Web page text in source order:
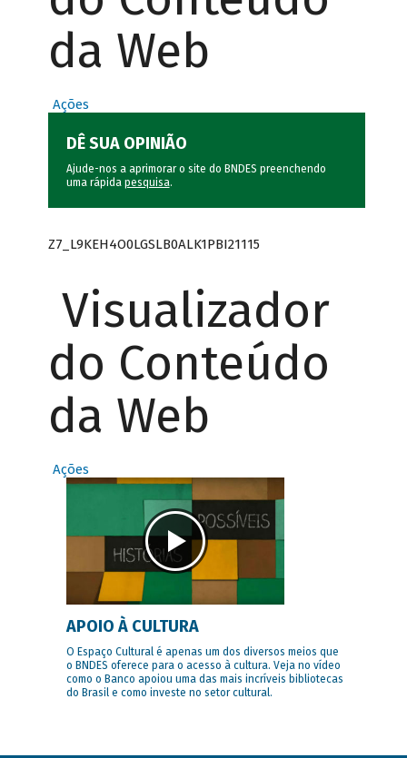
da Web
Ações
DÊ SUA OPINIÃO
Ajude-nos a aprimorar o site do BNDES preenchendo
uma rápida pesquisa.
Z7_L9KEH4O0LGSLB0ALK1PBI21115
Visualizador
do Conteúdo
da Web
Ações
APOIO À CULTURA
O Espaço Cultural é apenas um dos diversos meios que
o BNDES oferece para o acesso à cultura. Veja no vídeo
como o Banco apoiou uma das mais incríveis bibliotecas
do Brasil e como investe no setor cultural.